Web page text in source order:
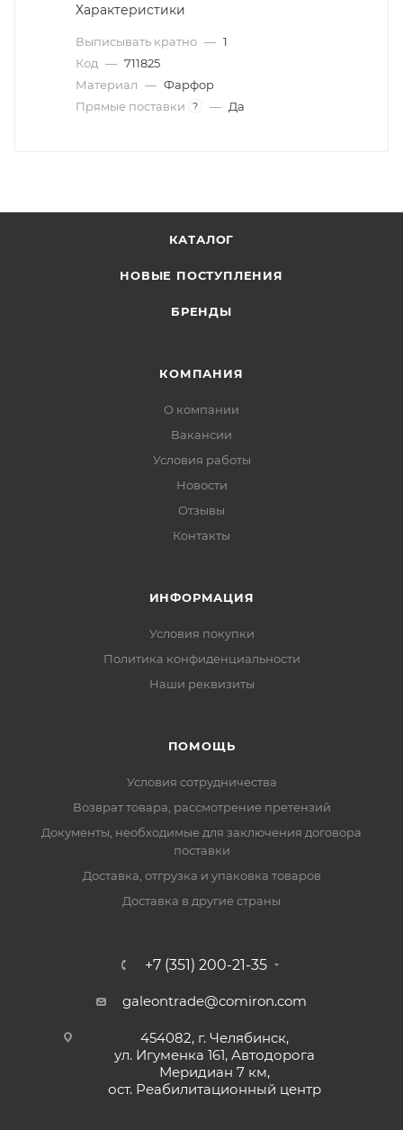
Характеристики
Выписывать кратно — 1
Код — 711825
Материал — Фарфор
Прямые поставки
? — Да
КАТАЛОГ
НОВЫЕ ПОСТУПЛЕНИЯ
БРЕНДЫ
КОМПАНИЯ
О компании
Вакансии
Условия работы
Новости
Отзывы
Контакты
ИНФОРМАЦИЯ
Условия покупки
Политика конфиденциальности
Наши реквизиты
ПОМОЩЬ
Условия сотрудничества
Возврат товара, рассмотрение претензий
Документы, необходимые для заключения договора
поставки
Доставка, отгрузка и упаковка товаров
Доставка в другие страны
+7 (351) 200-21-35
galeontrade@comiron.com
454082, г. Челябинск,
ул. Игуменка 161, Автодорога
Меридиан 7 км,
ост. Реабилитационный центр